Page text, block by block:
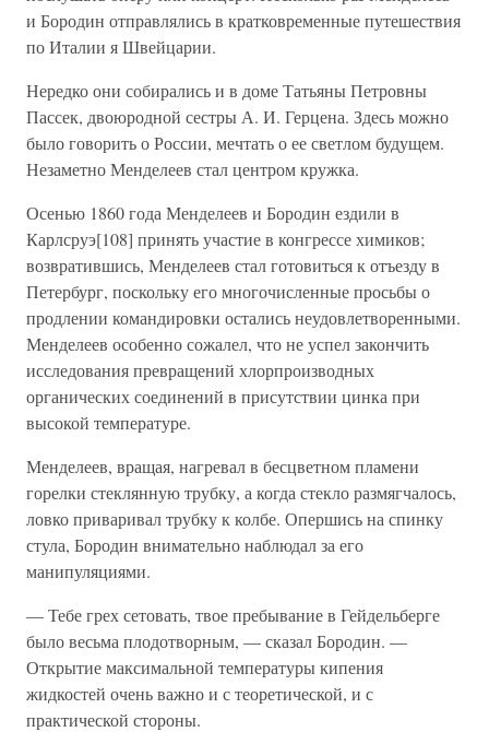
и Бородин отправлялись в кратковременные путешествия
по Италии я Швейцарии.
Нередко они собирались и в доме Татьяны Петровны
Пассек, двоюродной сестры А. И. Герцена. Здесь можно
было говорить о России, мечтать о ее светлом будущем.
Незаметно Менделеев стал центром кружка.
Осенью 1860 года Менделеев и Бородин ездили в
Карлсруэ[108] принять участие в конгрессе химиков;
возвратившись, Менделеев стал готовиться к отъезду в
Петербург, поскольку его многочисленные просьбы о
продлении командировки остались неудовлетворенными.
Менделеев особенно сожалел, что не успел закончить
исследования превращений хлорпроизводных
органических соединений в присутствии цинка при
высокой температуре.
Менделеев, вращая, нагревал в бесцветном пламени
горелки стеклянную трубку, а когда стекло размягчалось,
ловко приваривал трубку к колбе. Опершись на спинку
стула, Бородин внимательно наблюдал за его
манипуляциями.
— Тебе грех сетовать, твое пребывание в Гейдельберге
было весьма плодотворным, — сказал Бородин. —
Открытие максимальной температуры кипения
жидкостей очень важно и с теоретической, и с
практической стороны.